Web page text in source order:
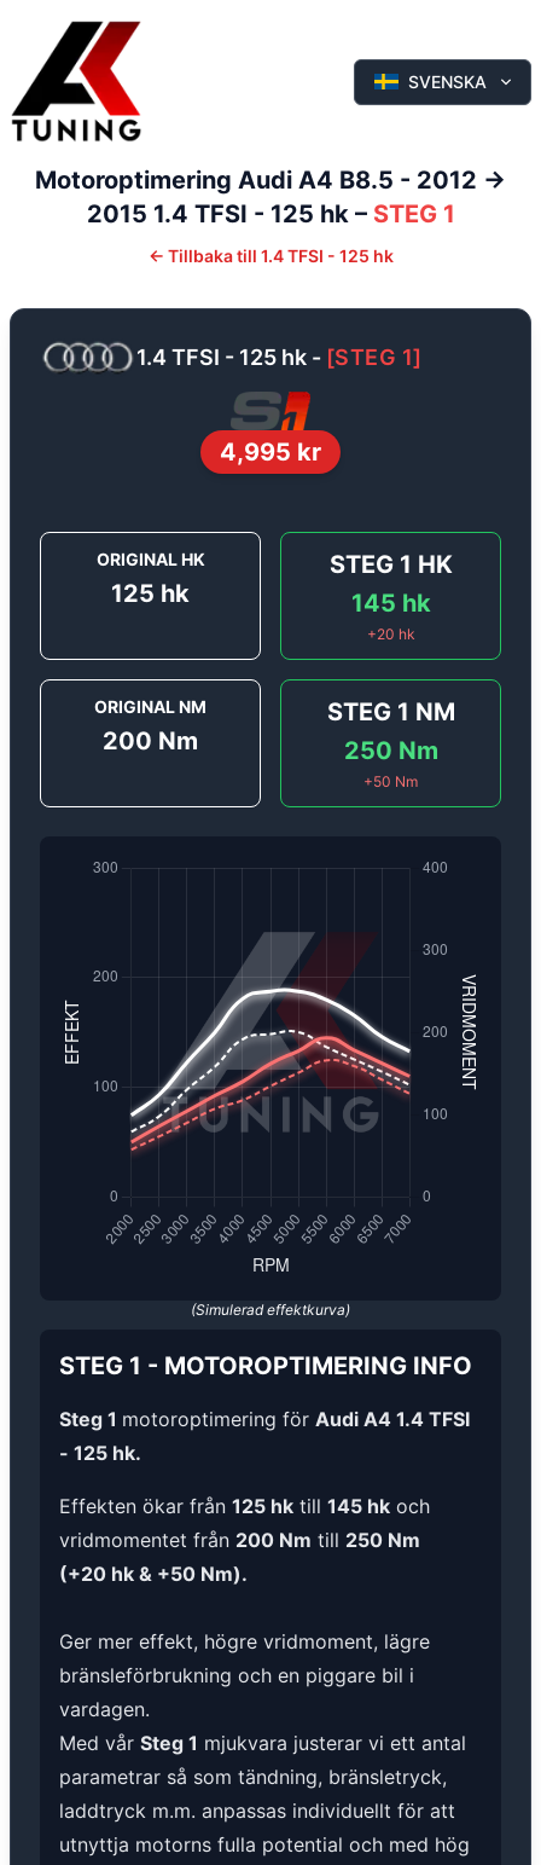
SVENSKA
Motoroptimering Audi A4 B8.5 - 2012 ->
2015 1.4 TFSI - 125 hk– STEG 1
← Tillbaka till 1.4 TFSI - 125 hk
1.4 TFSI - 125 hk - [STEG 1]
4,995 kr
ORIGINAL HK
125 hk
STEG 1 HK
145 hk
+20 hk
ORIGINAL NM
200 Nm
STEG 1 NM
250 Nm
+50 Nm
(Simulerad effektkurva)
STEG 1 - MOTOROPTIMERING INFO
Steg 1 motoroptimering för Audi A4 1.4 TFSI
- 125 hk.
Effekten ökar från 125 hk till 145 hk och
vridmomentet från 200 Nm till 250 Nm
(+20 hk & +50 Nm).
Ger mer effekt, högre vridmoment, lägre
bränsleförbrukning och en piggare bil i
vardagen.
Med vår Steg 1 mjukvara justerar vi ett antal
parametrar så som tändning, bränsletryck,
laddtryck m.m. anpassas individuellt för att
utnyttja motorns fulla potential och med hög